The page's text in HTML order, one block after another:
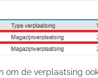
om de verplaatsing